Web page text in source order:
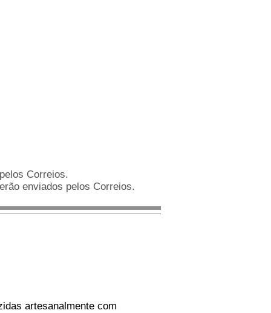
Correios.
enviados pelos Correios.
artesanalmente com